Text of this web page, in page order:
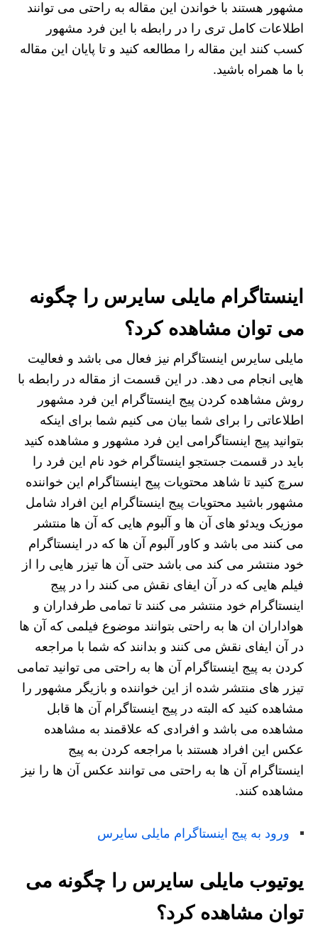
مشهور هستند با خواندن این مقاله به راحتی می ‌توانند
اطلاعات کامل تری را در رابطه با این فرد مشهور
کسب کنند این مقاله را مطالعه کنید و تا پایان این مقاله
با ما همراه باشید.
اینستاگرام مایلی سایرس را چگونه
می توان مشاهده کرد؟
مایلی سایرس اینستاگرام نیز فعال می باشد و فعالیت
هایی انجام می دهد. در این قسمت از مقاله در رابطه با
روش مشاهده کردن پیج اینستاگرام این فرد مشهور
اطلاعاتی را برای شما بیان می کنیم شما برای اینکه
بتوانید پیج اینستاگرامی این فرد مشهور و مشاهده کنید
باید در قسمت جستجو اینستاگرام خود نام این فرد را
سرچ کنید تا شاهد محتویات پیج اینستاگرام این خواننده
مشهور باشید محتویات پیج اینستاگرام این افراد شامل
موزیک ویدئو های آن ها و آلبوم هایی که آن ها منتشر
می ‌کنند می ‌باشد و کاور آلبوم آن ها که در اینستاگرام
خود منتشر می‌ کند می باشد حتی آن ها تیزر هایی را از
فیلم هایی که در آن ایفای نقش می‌ کنند را در پیج
اینستاگرام خود منتشر می‌ کنند تا تمامی طرفداران و
هواداران ان ها به راحتی بتوانند موضوع فیلمی که آن ها
در آن ایفای نقش می کنند و بدانند که شما با مراجعه
کردن به پیج اینستاگرام آن ها به راحتی می توانید تمامی
تیزر های منتشر شده از این خواننده و بازیگر مشهور را
مشاهده کنید که البته در پیج اینستاگرام آن ها قابل
مشاهده می باشد و افرادی که علاقمند به مشاهده
عکس این افراد هستند با مراجعه کردن به پیج
اینستاگرام آن ها به راحتی می‌ توانند عکس آن ها را نیز
مشاهده کنند.
ورود به پیج اینستاگرام مایلی سایرس
یوتیوب مایلی سایرس را چگونه می
توان مشاهده کرد؟